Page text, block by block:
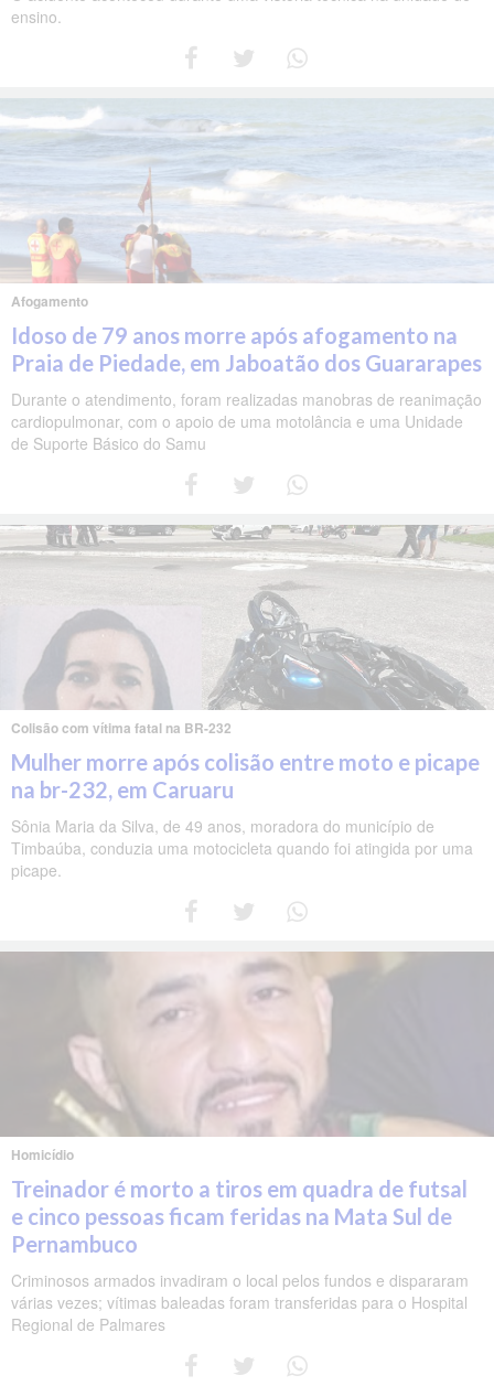
ensino.
Afogamento
Idoso de 79 anos morre após afogamento na
Praia de Piedade, em Jaboatão dos Guararapes
Durante o atendimento, foram realizadas manobras de reanimação
cardiopulmonar, com o apoio de uma motolância e uma Unidade
de Suporte Básico do Samu
Colisão com vítima fatal na BR-232
Mulher morre após colisão entre moto e picape
na br-232, em Caruaru
Sônia Maria da Silva, de 49 anos, moradora do município de
Timbaúba, conduzia uma motocicleta quando foi atingida por uma
picape.
Homicídio
Treinador é morto a tiros em quadra de futsal
e cinco pessoas ficam feridas na Mata Sul de
Pernambuco
Criminosos armados invadiram o local pelos fundos e dispararam
várias vezes; vítimas baleadas foram transferidas para o Hospital
Regional de Palmares